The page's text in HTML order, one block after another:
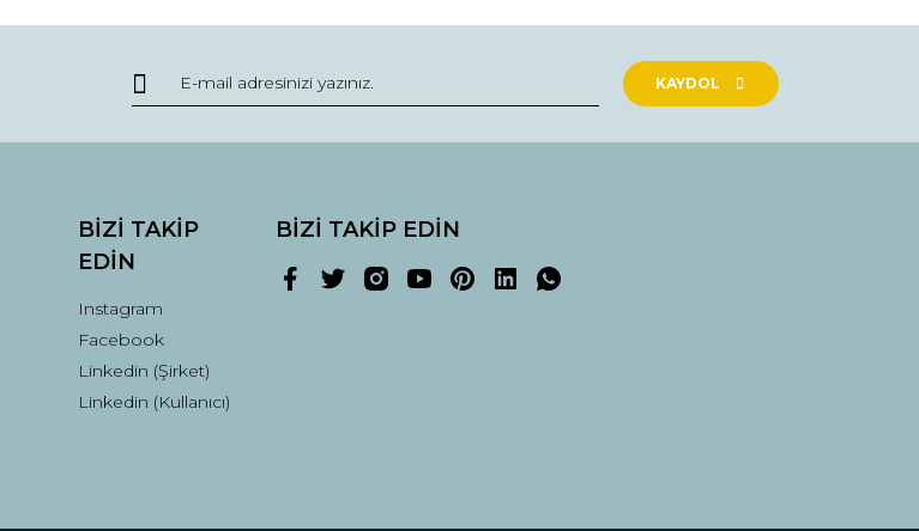
Yorum Yaz
Gönder
KAYDOL
BİZİ TAKİP
EDİN
Instagram
Facebook
Linkedin (Şirket)
Linkedin (Kullanıcı)
BİZİ TAKİP EDİN